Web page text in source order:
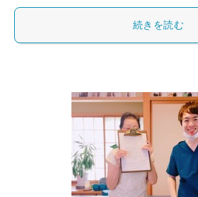
続きを読む